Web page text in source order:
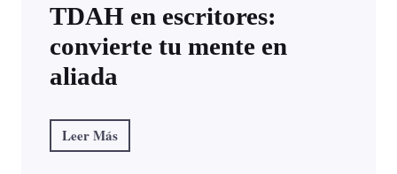
TDAH en escritores:
convierte tu mente en
aliada
Leer Más